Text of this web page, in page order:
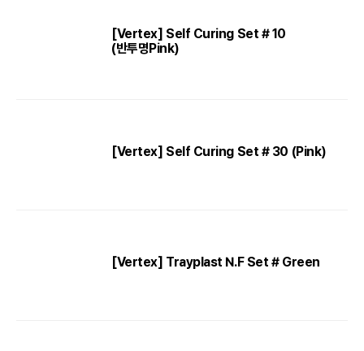
[Vertex] Self Curing Set # 10
(반투명Pink)
[Vertex] Self Curing Set # 30 (Pink)
[Vertex] Trayplast N.F Set # Green